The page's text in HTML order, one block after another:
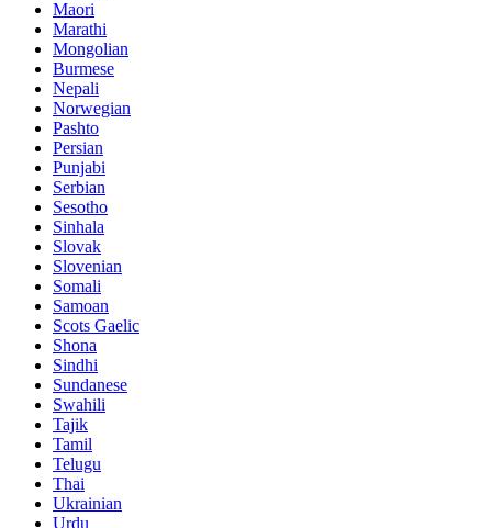
Maori
Marathi
Mongolian
Burmese
Nepali
Norwegian
Pashto
Persian
Punjabi
Serbian
Sesotho
Sinhala
Slovak
Slovenian
Somali
Samoan
Scots Gaelic
Shona
Sindhi
Sundanese
Swahili
Tajik
Tamil
Telugu
Thai
Ukrainian
Urdu